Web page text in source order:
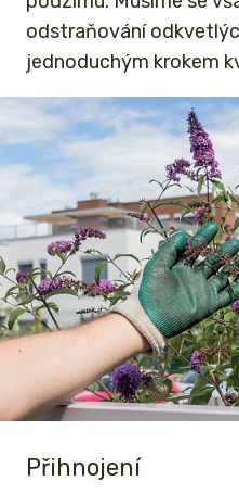
odstraňování
jednoduchým krokem
Přihnojení